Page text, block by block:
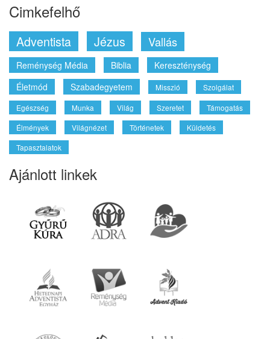
Cimkefelhő
Adventista Jézus Vallás
Reménység Média Biblia
Kereszténység
Életmód
Szabadegyetem Misszió
Szolgálat
Egészség
Munka Világ Szeretet
Támogatás
Élmények
Világnézet Történetek
Küldetés
Tapasztalatok
Ajánlott linkek